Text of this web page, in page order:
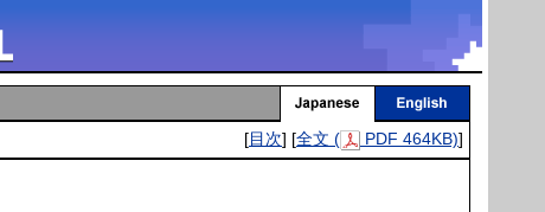
[目次] [全文 ( PDF 464KB)]